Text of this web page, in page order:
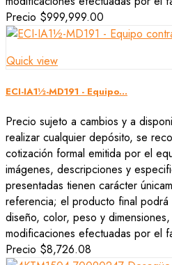
Precio $999,999.00
Quick view
ECI-IA1½-MD191 - Equipo...
Precio sujeto a cambios y a
realizar cualquier depósito, se
cotización formal emitida por el
imágenes, descripciones y
presentadas tienen carácter
referencia; el producto final podrá
diseño, color, peso y
modificaciones efectuadas por el
Precio $8,726.08